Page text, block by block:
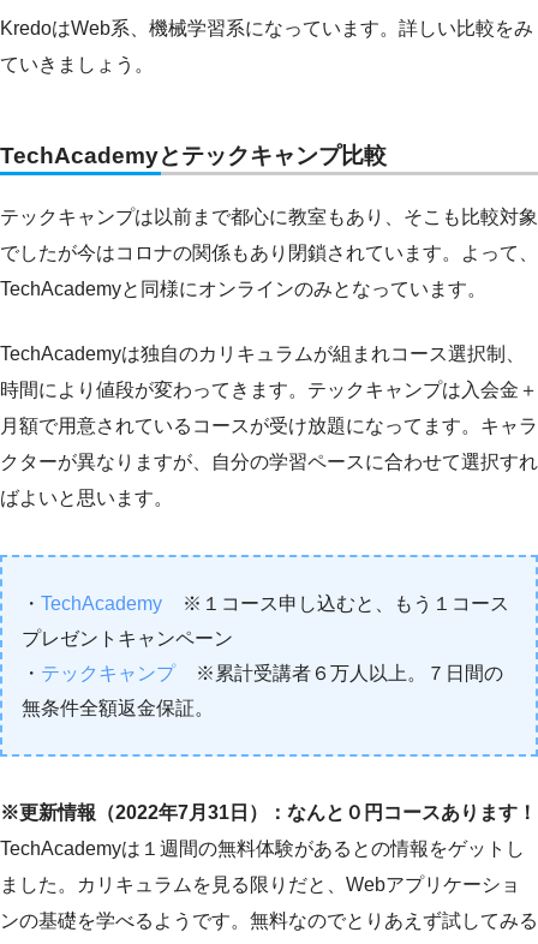
KredoはWeb系、機械学習系になっています。詳しい比較をみ
ていきましょう。
TechAcademyとテックキャンプ比較
テックキャンプは以前まで都心に教室もあり、そこも比較対象
でしたが今はコロナの関係もあり閉鎖されています。よって、
TechAcademyと同様にオンラインのみとなっています。
TechAcademyは独自のカリキュラムが組まれコース選択制、
時間により値段が変わってきます。テックキャンプは入会金＋
月額で用意されているコースが受け放題になってます。キャラ
クターが異なりますが、自分の学習ペースに合わせて選択すれ
ばよいと思います。
・ TechAcademy ※１コース申し込むと、もう１コース
プレゼントキャンペーン
・ テックキャンプ ※累計受講者６万人以上。７日間の
無条件全額返金保証。
※更新情報（2022年7月31日）：なんと０円コースあります！
TechAcademyは１週間の無料体験があるとの情報をゲットし
ました。カリキュラムを見る限りだと、Webアプリケーショ
ンの基礎を学べるようです。無料なのでとりあえず試してみる